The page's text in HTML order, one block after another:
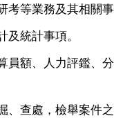
考等業務及其相關事
及統計事項。
員額、人力評鑑、
、查處，檢舉案件